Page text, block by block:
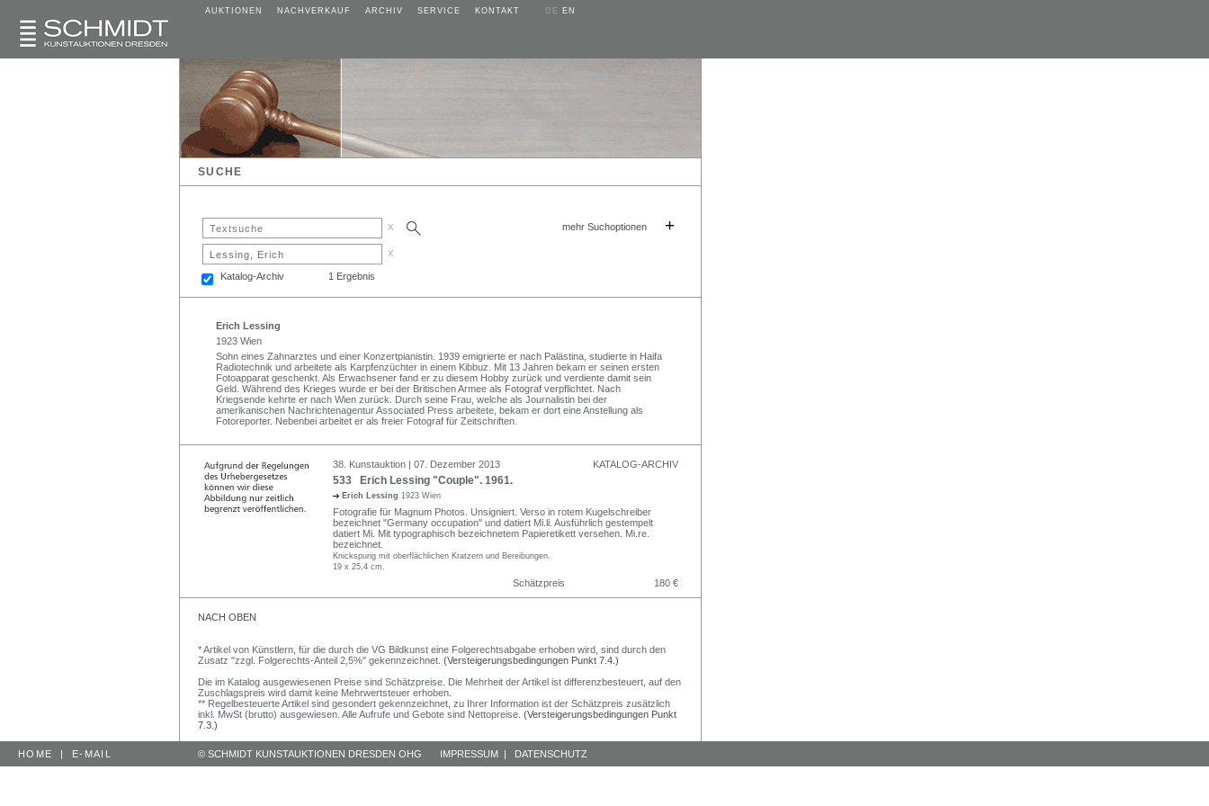
AUKTIONEN NACHVERKAUF ARCHIV SERVICE KONTAKT DE EN
SUCHE
x mehr Suchoptionen +
x
Katalog-Archiv 1 Ergebnis
Erich Lessing
1923 Wien
Sohn eines Zahnarztes und einer Konzertpianistin. 1939 emigrierte er nach Palästina, studierte in Haifa
Radiotechnik und arbeitete als Karpfenzüchter in einem Kibbuz. Mit 13 Jahren bekam er seinen ersten
Fotoapparat geschenkt. Als Erwachsener fand er zu diesem Hobby zurück und verdiente damit sein
Geld. Während des Krieges wurde er bei der Britischen Armee als Fotograf verpflichtet. Nach
Kriegsende kehrte er nach Wien zurück. Durch seine Frau, welche als Journalistin bei der
amerikanischen Nachrichtenagentur Associated Press arbeitete, bekam er dort eine Anstellung als
Fotoreporter. Nebenbei arbeitet er als freier Fotograf für Zeitschriften.
38. Kunstauktion | 07. Dezember 2013 KATALOG-ARCHIV
533 Erich Lessing "Couple". 1961.
Erich Lessing 1923 Wien
Fotografie für Magnum Photos. Unsigniert. Verso in rotem Kugelschreiber
bezeichnet "Germany occupation" und datiert Mi.li. Ausführlich gestempelt
datiert Mi. Mit typographisch bezeichnetem Papieretikett versehen. Mi.re.
bezeichnet.
Knickspurig mit oberflächlichen Kratzern und Bereibungen.
19 x 25,4 cm.
Schätzpreis 180 €
NACH OBEN
* Artikel von Künstlern, für die durch die VG Bildkunst eine Folgerechtsabgabe erhoben wird, sind durch den
Zusatz "zzgl. Folgerechts-Anteil 2,5%" gekennzeichnet. (Versteigerungsbedingungen Punkt 7.4.)
Die im Katalog ausgewiesenen Preise sind Schätzpreise. Die Mehrheit der Artikel ist differenzbesteuert, auf den
Zuschlagspreis wird damit keine Mehrwertsteuer erhoben.
** Regelbesteuerte Artikel sind gesondert gekennzeichnet, zu Ihrer Information ist der Schätzpreis zusätzlich
inkl. MwSt (brutto) ausgewiesen. Alle Aufrufe und Gebote sind Nettopreise. (Versteigerungsbedingungen Punkt
7.3.)
HOME | E-MAIL © SCHMIDT KUNSTAUKTIONEN DRESDEN OHG IMPRESSUM | DATENSCHUTZ